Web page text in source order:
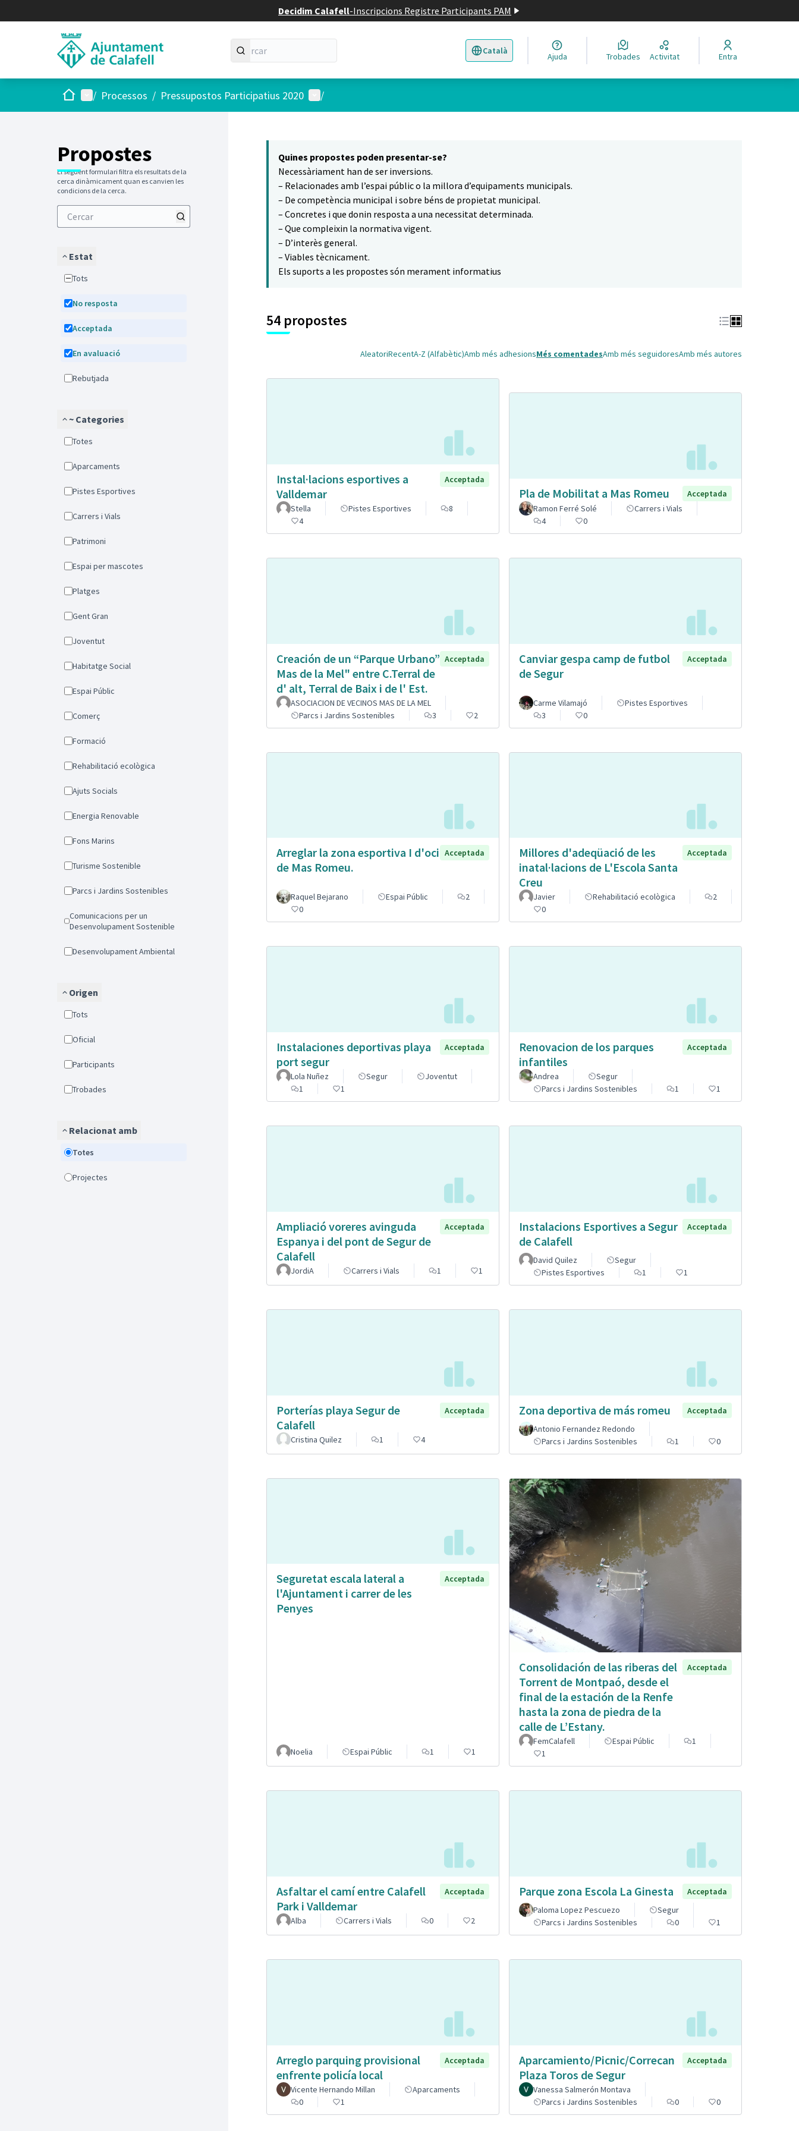
Decidim Calafell-Inscripcions Registre Participants PAM
Català
Triar la llengua Elegir el idioma
Ajuda Trobades Activitat Entra
Inici Menú principal
/ Processos / Pressupostos Participatius 2020 Menú d'usuari
/
Propostes
El següent formulari filtra els resultats de la
cerca dinàmicament quan es canvien les
condicions de la cerca.
Estat
Tots
No resposta
Acceptada
En avaluació
Rebutjada
~ Categories
Totes
Aparcaments
Pistes Esportives
Carrers i Vials
Patrimoni
Espai per mascotes
Platges
Gent Gran
Joventut
Habitatge Social
Espai Públic
Comerç
Formació
Rehabilitació ecològica
Ajuts Socials
Energia Renovable
Fons Marins
Turisme Sostenible
Parcs i Jardins Sostenibles
Comunicacions per un
Desenvolupament Sostenible
Desenvolupament Ambiental
Origen
Tots
Oficial
Participants
Trobades
Relacionat amb
Totes
Projectes
Quines propostes poden presentar-se?
Necessàriament han de ser inversions.
– Relacionades amb l’espai públic o la millora d’equipaments municipals.
– De competència municipal i sobre béns de propietat municipal.
– Concretes i que donin resposta a una necessitat determinada.
– Que compleixin la normativa vigent.
– D’interès general.
– Viables tècnicament.
Els suports a les propostes són merament informatius
54 propostes
AleatoriRecentA-Z (Alfabètic)Amb més adhesionsMés comentadesAmb més seguidoresAmb més autores
Instal·lacions esportives a
Valldemar
Acceptada
Stella Pistes Esportives
8
4
Pla de Mobilitat a Mas Romeu
Acceptada
Ramon Ferré Solé
Carrers i Vials
4
0
Creación de un “Parque Urbano”
Mas de la Mel" entre C.Terral de
d' alt, Terral de Baix i de l' Est.
Acceptada
ASOCIACION DE VECINOS MAS DE LA MEL
Parcs i Jardins Sostenibles
3 2
Canviar gespa camp de futbol
de Segur
Acceptada
Carme Vilamajó
Pistes Esportives
3
0
Arreglar la zona esportiva I d'oci
de Mas Romeu.
Acceptada
Raquel Bejarano Espai Públic
2
0
Millores d'adeqüació de les
inatal·lacions de L'Escola Santa
Creu
Acceptada
Javier Rehabilitació ecològica
2
0
Instalaciones deportivas playa
port segur
Acceptada
Lola Nuñez Segur
Joventut
1
1
Renovacion de los parques
infantiles
Acceptada
Andrea
Segur
Parcs i Jardins Sostenibles
1 1
Ampliació voreres avinguda
Espanya i del pont de Segur de
Calafell
Acceptada
JordiA Carrers i Vials 1 1
Instalacions Esportives a Segur
de Calafell
Acceptada
David Quilez
Segur
Pistes Esportives
1 1
Porterías playa Segur de
Calafell
Acceptada
Cristina Quilez 1 4
Zona deportiva de más romeu
Acceptada
Antonio Fernandez Redondo
Parcs i Jardins Sostenibles
1 0
Seguretat escala lateral a
l'Ajuntament i carrer de les
Penyes
Acceptada
Noelia Espai Públic 1 1
Consolidación de las riberas del
Torrent de Montpaó, desde el
final de la estación de la Renfe
hasta la zona de piedra de la
calle de L’Estany.
Acceptada
FemCalafell Espai Públic
1
1
Asfaltar el camí entre Calafell
Park i Valldemar
Acceptada
Alba Carrers i Vials 0 2
Parque zona Escola La Ginesta
Acceptada
Paloma Lopez Pescuezo
Segur
Parcs i Jardins Sostenibles
0 1
Arreglo parquing provisional
enfrente policía local
Acceptada
Vicente Hernando Millan
Aparcaments
0
1
Aparcamiento/Picnic/Correcan
Plaza Toros de Segur
Acceptada
Vanessa Salmerón Montava
Parcs i Jardins Sostenibles
0 0